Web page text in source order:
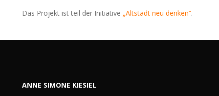
Das Projekt ist teil der Initiative „Altstadt neu denken“.
ANNE SIMONE KIESIEL